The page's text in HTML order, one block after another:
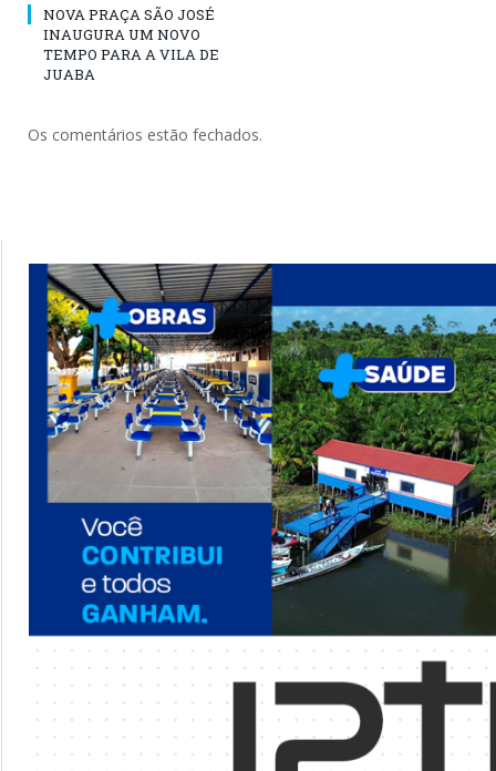
NOVA PRAÇA SÃO JOSÉ
INAUGURA UM NOVO
TEMPO PARA A VILA DE
JUABA
Os comentários estão fechados.